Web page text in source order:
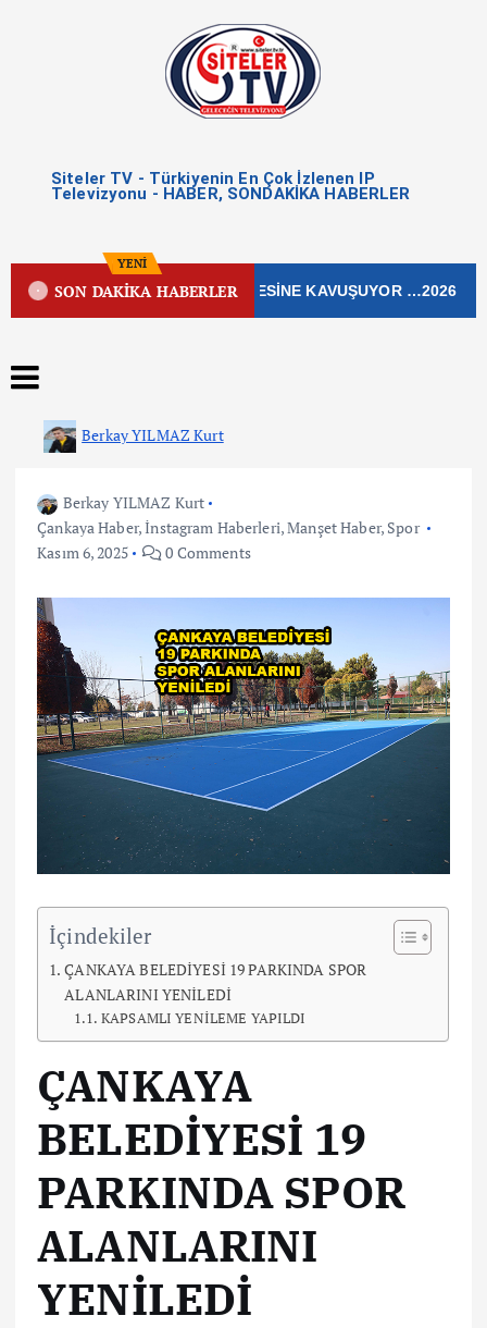
Siteler TV - Türkiyenin En Çok İzlenen IP
Televizyonu - HABER, SONDAKİKA HABERLER
YENİ
SON DAKİKA HABERLER
İŞLEK CADDESİ YENİ ÇEHRESİNE KAVUŞUYOR …2026
Berkay YILMAZ Kurt
Berkay YILMAZ Kurt
Çankaya Haber,İnstagram Haberleri,Manşet Haber, Spor
Kasım 6, 2025
0 Comments
İçindekiler
ÇANKAYA BELEDİYESİ 19 PARKINDA SPOR
ALANLARINI YENİLEDİ
KAPSAMLI YENİLEME YAPILDI
ÇANKAYA
BELEDİYESİ 19
PARKINDA SPOR
ALANLARINI
YENİLEDİ